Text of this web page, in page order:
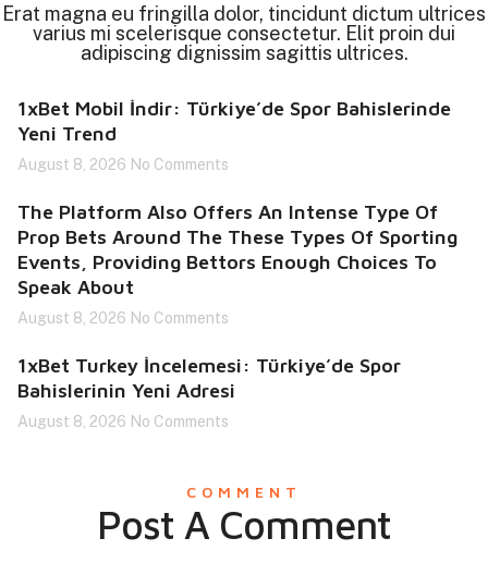
Erat magna eu fringilla dolor, tincidunt dictum ultrices
varius mi scelerisque consectetur. Elit proin dui
adipiscing dignissim sagittis ultrices.
1xBet Mobil İndir: Türkiye’de Spor Bahislerinde
Yeni Trend
August 8, 2026 No Comments
The Platform Also Offers An Intense Type Of
Prop Bets Around The These Types Of Sporting
Events, Providing Bettors Enough Choices To
Speak About
August 8, 2026 No Comments
1xBet Turkey İncelemesi: Türkiye’de Spor
Bahislerinin Yeni Adresi
August 8, 2026 No Comments
COMMENT
Post A Comment